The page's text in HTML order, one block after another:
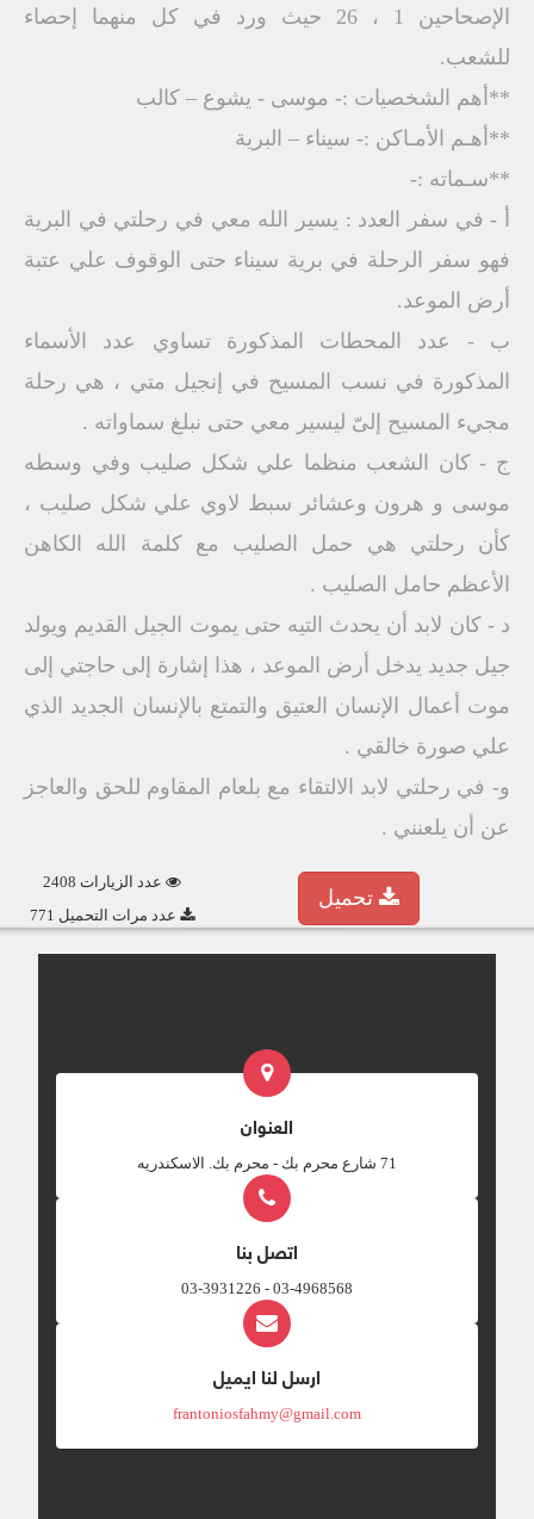
الإصحاحين 1 ، 26 حيث ورد في كل منهما إحصاء
للشعب.
**أهم الشخصيات :- موسى - يشوع – كالب
**أهـم الأمـاكن :- سيناء – البرية
**سـماته :-
أ - في سفر العدد : يسير الله معي في رحلتي في البرية
فهو سفر الرحلة في برية سيناء حتى الوقوف علي عتبة
أرض الموعد.
ب - عدد المحطات المذكورة تساوي عدد الأسماء
المذكورة في نسب المسيح في إنجيل متي ، هي رحلة
مجيء المسيح إلىّ ليسير معي حتى نبلغ سماواته .
ج - كان الشعب منظما علي شكل صليب وفي وسطه
موسى و هرون وعشائر سبط لاوي علي شكل صليب ،
كأن رحلتي هي حمل الصليب مع كلمة الله الكاهن
الأعظم حامل الصليب .
د - كان لابد أن يحدث التيه حتى يموت الجيل القديم ويولد
جيل جديد يدخل أرض الموعد ، هذا إشارة إلى حاجتي إلى
موت أعمال الإنسان العتيق والتمتع بالإنسان الجديد الذي
علي صورة خالقي .
و- في رحلتي لابد الالتقاء مع بلعام المقاوم للحق والعاجز
عن أن يلعنني .
عدد الزيارات 2408
عدد مرات التحميل 771
تحميل
العنوان
‎71 شارع محرم بك - محرم بك. الاسكندريه
اتصل بنا
03-4968568 - 03-3931226
ارسل لنا ايميل
frantoniosfahmy@gmail.com